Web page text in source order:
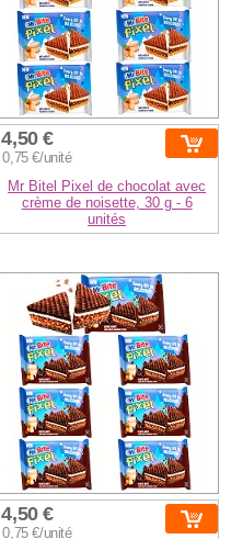
4,50 €
0,75 €/unité
Mr Bitel Pixel de chocolat avec
crème de noisette, 30 g - 6
unités
4,50 €
0,75 €/unité